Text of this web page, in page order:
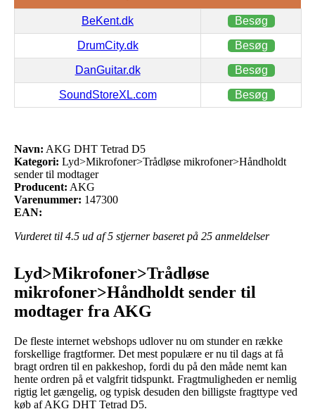
BeKent.dk Besøg
DrumCity.dk Besøg
DanGuitar.dk Besøg
SoundStoreXL.com Besøg
Navn: AKG DHT Tetrad D5
Kategori: Lyd>Mikrofoner>Trådløse mikrofoner>Håndholdt
sender til modtager
Producent: AKG
Varenummer: 147300
EAN:
Vurderet til 4.5 ud af 5 stjerner baseret på 25 anmeldelser
Lyd>Mikrofoner>Trådløse
mikrofoner>Håndholdt sender til
modtager fra AKG
De fleste internet webshops udlover nu om stunder en række
forskellige fragtformer. Det mest populære er nu til dags at få
bragt ordren til en pakkeshop, fordi du på den måde nemt kan
hente ordren på et valgfrit tidspunkt. Fragtmuligheden er nemlig
rigtig let gængelig, og typisk desuden den billigste fragttype ved
køb af AKG DHT Tetrad D5.